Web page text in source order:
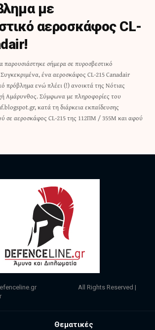
με
αεροσκάφος CL-
σήμερα σε πυροσβεστικό
ένα αεροσκάφος CL-215 Canadair
πρόβλημα ενώ πλέει (!) ανοικτά της Νότιας
Αμάρυνθος. Σύμφωνα με πληροφορίες του
κατά τη διάρκεια εκπαίδευσης
σε αεροσκάφος CL-215 της 112ΠΜ / 355Μ και αφού
All Rights Reserved |
Θεματικές